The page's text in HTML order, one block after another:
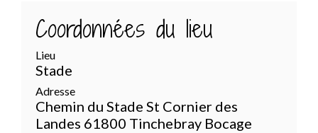
Coordonnées du lieu
Lieu
Stade
Adresse
Chemin du Stade St Cornier des
Landes 61800 Tinchebray Bocage